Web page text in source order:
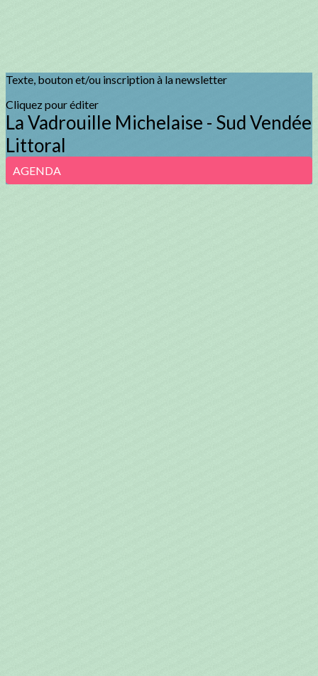
Texte, bouton et/ou inscription à la newsletter
Cliquez pour éditer
La Vadrouille Michelaise - Sud Vendée
Littoral
AGENDA